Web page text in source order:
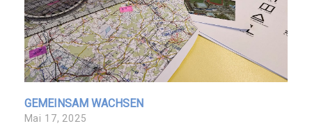
GEMEINSAM WACHSEN
Mai 17, 2025